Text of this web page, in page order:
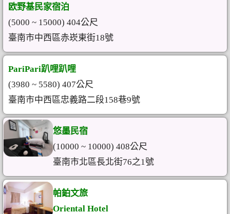
欧野基民家宿泊
(5000 ~ 15000) 404公尺
臺南市中西區赤崁東街18號
PariPari趴哩趴哩
(3980 ~ 5580) 407公尺
臺南市中西區忠義路二段158巷9號
悠墨民宿
(10000 ~ 10000) 408公尺
臺南市北區長北街76之1號
帕鉑文旅
Oriental Hotel